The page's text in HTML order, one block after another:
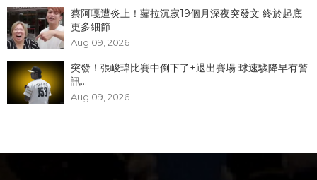
蔡阿嘎遭炎上！蘿拉沉寂19個月深夜突發文 終於起底
更多細節
Aug 09, 2026
突發！張峻瑋比賽中倒下了+退出賽場 球速驟降早有警
訊...
Aug 09, 2026